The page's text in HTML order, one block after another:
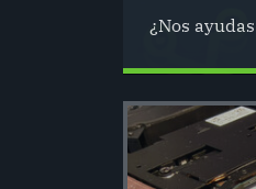
¿Nos